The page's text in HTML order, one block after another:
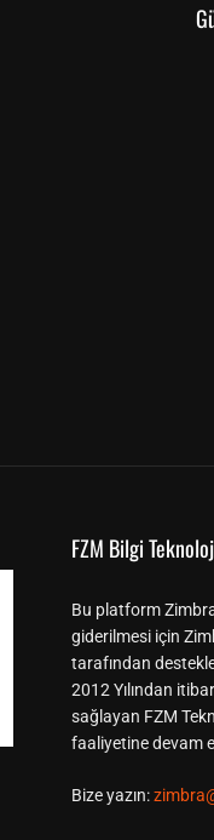
FZM Bilgi
Bu platform Zimbra
giderilmesi için
tarafından
2012 Yılından
sağlayan FZM
faaliyetine devam
Bize yazın: